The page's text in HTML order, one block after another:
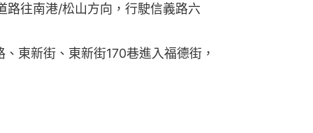
往南港/松山方向，行駛信義路六
東新街、東新街170巷進入福德街，